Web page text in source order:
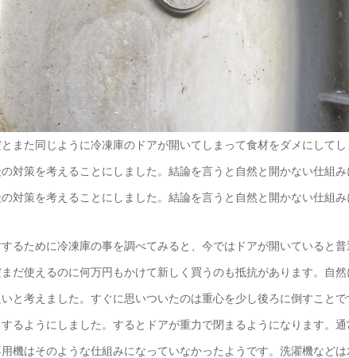
また同じように冷凍庫のドアが開いてしまって食材をダメにして
対策を考えることにしました。結論を言うと自然と開かない仕組
対策を考えることにしました。結論を言うと自然と開かない仕組み
るために冷凍庫の事を調べてみると、今ではドアが開いていると
だ使えるのに何万円もかけて新しく買うのも抵抗があります。自
と考えました。すぐに思いついたのは重心を少し後ろに倒すこと
るようにしました。するとドアが重力で閉まるようになります。
機はそのような仕組みになっていなかったようです。洗濯機など